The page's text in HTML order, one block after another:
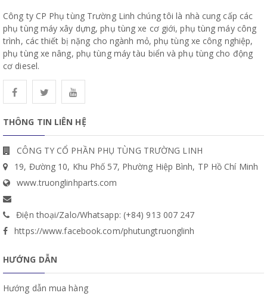
Công ty CP Phụ tùng Trường Linh chúng tôi là nhà cung cấp các
phụ tùng máy xây dựng, phụ tùng xe cơ giới, phụ tùng máy công
trình, các thiết bị nặng cho ngành mỏ, phụ tùng xe công nghiệp,
phụ tùng xe nâng, phụ tùng máy tàu biển và phụ tùng cho động
cơ diesel.
THÔNG TIN LIÊN HỆ
CÔNG TY CỔ PHẦN PHỤ TÙNG TRƯỜNG LINH
19, Đường 10, Khu Phố 57, Phường Hiệp Bình, TP Hồ Chí Minh
www.truonglinhparts.com
Điện thoại/Zalo/Whatsapp: (+84) 913 007 247
https://www.facebook.com/phutungtruonglinh
HƯỚNG DẪN
Hướng dẫn mua hàng